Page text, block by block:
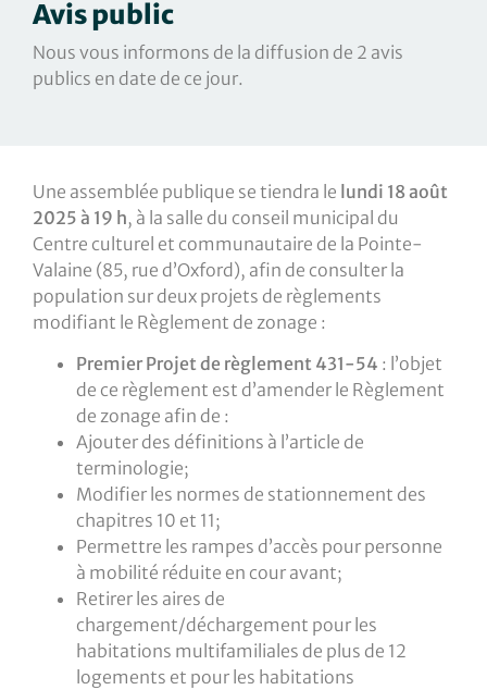
Avis public
Nous vous informons de la diffusion de 2 avis
publics en date de ce jour.
Une assemblée publique se tiendra le lundi 18 août
2025 à 19 h, à la salle du conseil municipal du
Centre culturel et communautaire de la Pointe-
Valaine (85, rue d’Oxford), afin de consulter la
population sur deux projets de règlements
modifiant le Règlement de zonage :
Premier Projet de règlement 431-54 : l’objet
de ce règlement est d’amender le Règlement
de zonage afin de :
Ajouter des définitions à l’article de
terminologie;
Modifier les normes de stationnement des
chapitres 10 et 11;
Permettre les rampes d’accès pour personne
à mobilité réduite en cour avant;
Retirer les aires de
chargement/déchargement pour les
habitations multifamiliales de plus de 12
logements et pour les habitations